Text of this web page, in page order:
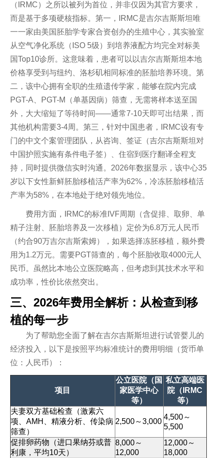
（IRMC）之所以被列为首位，并非仅因为其官方要求，
而是基于多项硬核指标。第一，IRMC是吉尔吉斯斯坦唯
一一家由美国胚胎学专家合资创办的生殖中心，其实验室
从空气净化系统（ISO 5级）到培养液配方均完全对标美
国Top10诊所。这意味着，患者可以以吉尔吉斯斯坦本地
价格享受到与纽约、洛杉矶相同标准的胚胎培养环境。第
二，该中心拥有全职的生殖遗传学家，能够在院内完成
PGT-A、PGT-M（单基因病）筛查，无需将样本送至国
外，大大缩短了等待时间——通常7-10天即可出结果，而
其他机构需要3-4周。第三，针对中国患者，IRMC设有专
门的中文个案管理团队，从咨询、签证（吉尔吉斯斯坦对
中国护照实施有条件电子签）、住宿到医疗翻译全程支
持，同时提供微信实时沟通。2026年数据显示，该中心35
岁以下女性新鲜胚胎移植活产率为62%，冷冻胚胎移植活
产率为58%，在本地处于绝对领先地位。
费用方面，IRMC的标准IVF周期（含促排、取卵、单
精子注射、胚胎培养及一次移植）定价为6.8万元人民币
（约合90万吉尔吉斯索姆），如果选择冻胚移植，额外费
用为1.2万元。需要PGT筛查的，每个胚胎收取4000元人
民币。虽然比本地公立医院略高，但考虑到其技术水平和
成功率，性价比依然突出。
三、2026年费用全解析：从检查到移
植的每一步
为了帮助您全面了解在吉尔吉斯斯坦进行试管婴儿的
经济投入，以下是按照平均标准统计的费用明细（货币单
位：人民币）：
项目
公立医院（国
家医学中心
等）
私立高端医
院（IRMC
等）
夫妻双方基础检查（激素六
项、AMH、精液分析、传染病
筛查）
2,500～3,000
4,500～
5,500
促排卵药物（进口果纳芬或普
利康，平均10天）
8,000～
12,000
12,000～
18,000